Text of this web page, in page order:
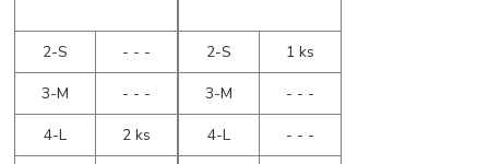
2-S
- - -
3-M
- - -
4-L
2 ks
2-S
1 ks
3-M
- - -
4-L
- - -